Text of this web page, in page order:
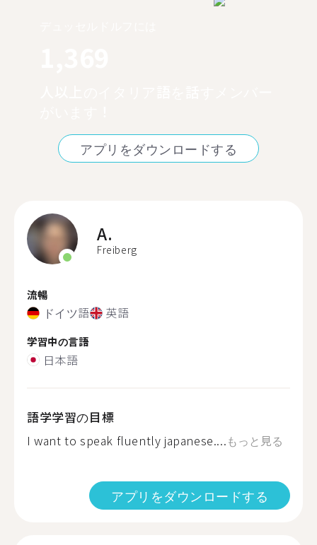
アプリをダウンロードする
A.
Freiberg
流暢
ドイツ語 英語
学習中の言語
日本語
語学学習の目標
I want to speak fluently japanese....もっと見る
アプリをダウンロードする